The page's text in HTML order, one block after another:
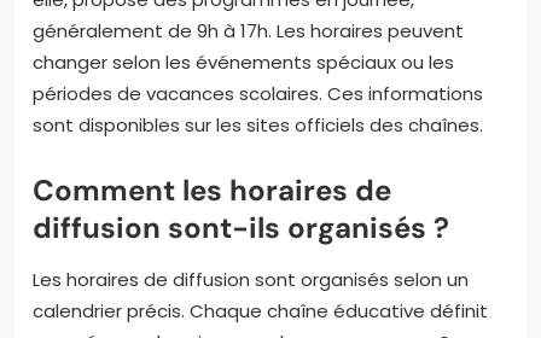
généralement de 9h à 17h. Les horaires peuvent
changer selon les événements spéciaux ou les
périodes de vacances scolaires. Ces informations
sont disponibles sur les sites officiels des chaînes.
Comment les horaires de
diffusion sont-ils organisés ?
Les horaires de diffusion sont organisés selon un
calendrier précis. Chaque chaîne éducative définit